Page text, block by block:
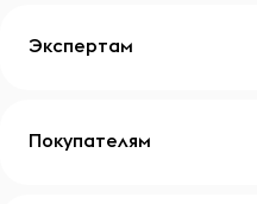
Экспертам
Покупателям